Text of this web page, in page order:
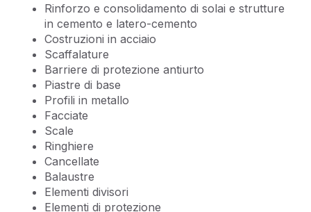
Rinforzo e consolidamento di solai e strutture
in cemento e latero-cemento
Costruzioni in acciaio
Scaffalature
Barriere di protezione antiurto
Piastre di base
Profili in metallo
Facciate
Scale
Ringhiere
Cancellate
Balaustre
Elementi divisori
Elementi di protezione